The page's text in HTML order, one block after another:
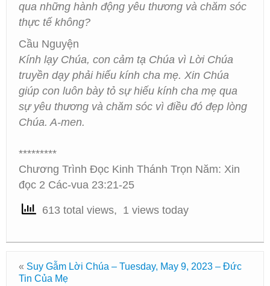
qua những hành động yêu thương và chăm sóc
thực tế không?
Cầu Nguyện
Kính lạy Chúa, con cảm tạ Chúa vì Lời Chúa
truyền dạy phải hiếu kính cha mẹ. Xin Chúa
giúp con luôn bày tỏ sự hiếu kính cha mẹ qua
sự yêu thương và chăm sóc vì điều đó đẹp lòng
Chúa. A-men.
*********
Chương Trình Đọc Kinh Thánh Trọn Năm: Xin
đọc 2 Các-vua 23:21-25
613 total views, 1 views today
« Suy Gẫm Lời Chúa – Tuesday, May 9, 2023 – Đức
Tin Của Mẹ